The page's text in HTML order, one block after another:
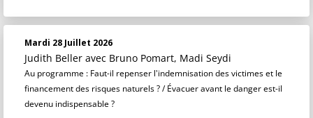
Mardi 28 Juillet 2026
Judith Beller avec Bruno Pomart, Madi Seydi
Au programme : Faut-il repenser l'indemnisation des victimes et le
financement des risques naturels ? / Évacuer avant le danger est-il
devenu indispensable ?